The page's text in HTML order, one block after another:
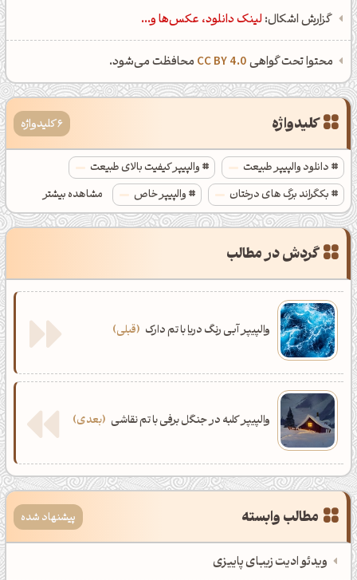
گزارش اشکال: لینک دانلود، عکس‌ها و...
محتوا تحت گواهیCC BY 4.0 محافظت می‌شود.
کلیدواژه 6 کلیدواژه
دانلود والپیپر طبیعت
والپیپر کیفیت بالای طبیعت
بکگراند برگ های درختان
والپیپر خاص
مشاهده بیشتر
پس زمینه طبیعت با کیفیت بالا
والپیپر پاییزی با کیفیت بالا
گردش در مطالب
والپیپر آبی رنگ دریا با تم دارک قبلی
والپیپر کلبه در جنگل برفی با تم نقاشی بعدی
مطالب وابسته پیشنهاد شده
ویدئو ادیت زیبای پاییزی